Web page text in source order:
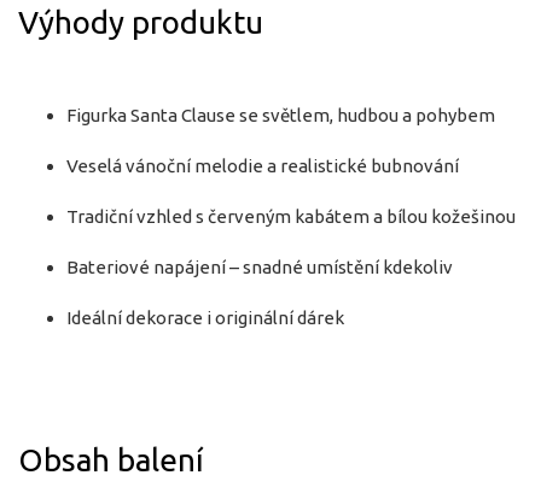
Výhody produktu
Figurka Santa Clause se světlem, hudbou a pohybem
Veselá vánoční melodie a realistické bubnování
Tradiční vzhled s červeným kabátem a bílou kožešinou
Bateriové napájení – snadné umístění kdekoliv
Ideální dekorace i originální dárek
Obsah balení